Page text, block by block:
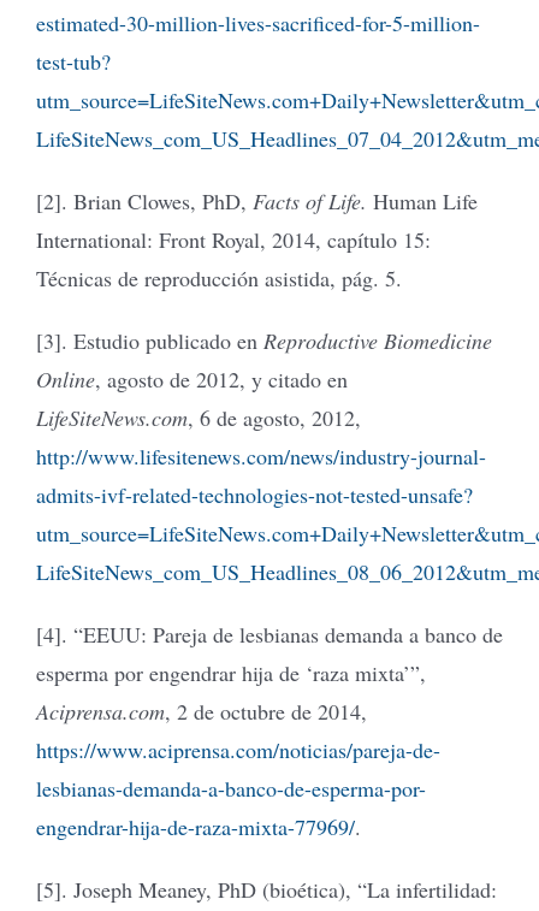
estimated-30-million-lives-sacrificed-for-5-million-
test-tub?
[2]. Brian Clowes, PhD, Facts of Life. Human Life
International: Front Royal, 2014, capítulo 15:
Técnicas de reproducción asistida, pág. 5.
[3]. Estudio publicado en Reproductive Biomedicine
Online, agosto de 2012, y citado en
LifeSiteNews.com, 6 de agosto, 2012,
http://www.lifesitenews.com/news/industry-journal-
admits-ivf-related-technologies-not-tested-unsafe?
[4]. “EEUU: Pareja de lesbianas demanda a banco de
esperma por engendrar hija de ‘raza mixta’”,
Aciprensa.com, 2 de octubre de 2014,
https://www.aciprensa.com/noticias/pareja-de-
lesbianas-demanda-a-banco-de-esperma-por-
engendrar-hija-de-raza-mixta-77969/.
[5]. Joseph Meaney, PhD (bioética), “La infertilidad: